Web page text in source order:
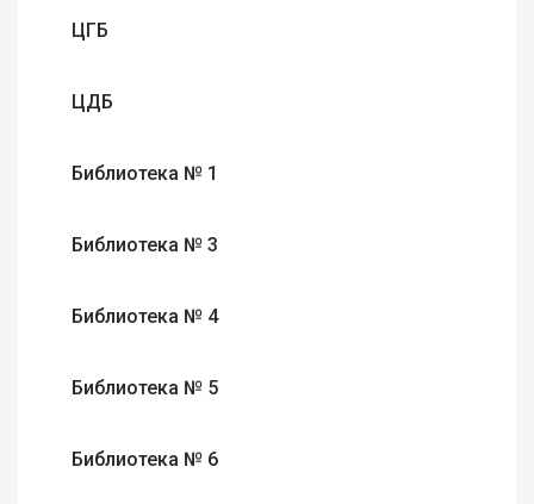
ЦГБ
ЦДБ
Библиотека № 1
Библиотека № 3
Библиотека № 4
Библиотека № 5
Библиотека № 6